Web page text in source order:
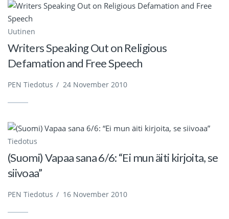
Uutinen
Writers Speaking Out on Religious
Defamation and Free Speech
PEN Tiedotus / 24 November 2010
Tiedotus
(Suomi) Vapaa sana 6/6: “Ei mun äiti kirjoita, se
siivoaa”
PEN Tiedotus / 16 November 2010